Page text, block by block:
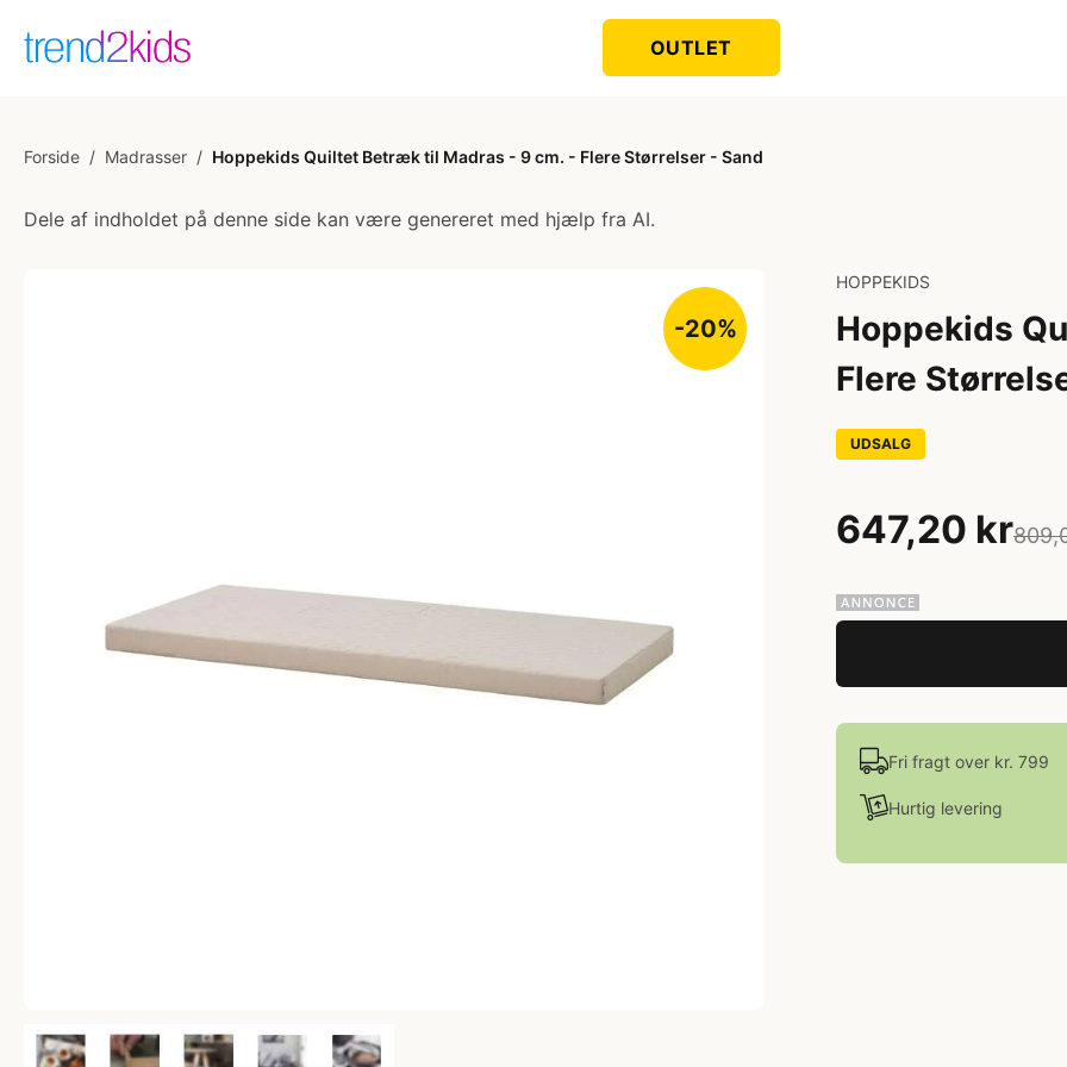
OUTLET
Forside / Madrasser / Hoppekids Quiltet Betræk til Madras - 9 cm. - Flere Størrelser - Sand
Dele af indholdet på denne side kan være genereret med hjælp fra AI.
-20%
HOPPEKIDS
Hoppekids
Flere
UDSALG
647,20 kr
Fri fragt over kr. 799
Hurtig levering